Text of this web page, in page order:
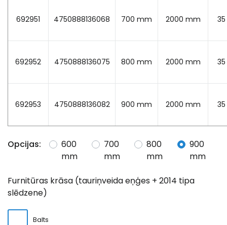
692951 4750888136068 700 mm 2000 mm
692952 4750888136075 800 mm 2000 mm
692953 4750888136082 900 mm 2000 mm
Opcijas:
600
mm
700
mm
800
mm
900
mm
Furnitūras krāsa (tauriņveida eņģes + 2014 tipa
slēdzene)
Balts